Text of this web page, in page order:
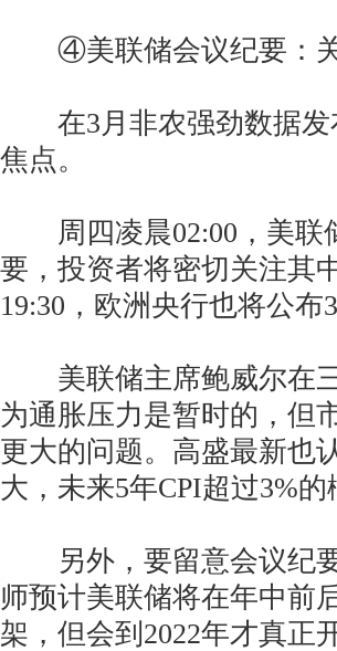
④美联储会议纪要：关
在3月非农强劲数据发
焦点。
周四凌晨02:00，美联
要，投资者将密切关注其
19:30，欧洲央行也将公
美联储主席鲍威尔在三
为通胀压力是暂时的，但
更大的问题。高盛最新也
大，未来5年CPI超过3%
另外，要留意会议纪要
师预计美联储将在年中前
架，但会到2022年才真正